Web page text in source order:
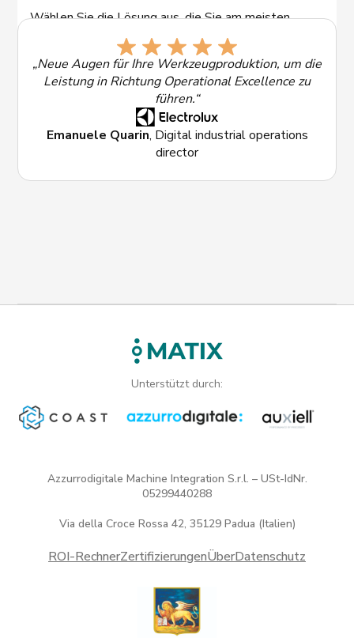
„Neue Augen für Ihre Werkzeugproduktion, um die
Leistung in Richtung Operational Excellence zu
führen.“
Emanuele Quarin, Digital industrial operations
director
Wählen Sie die Lösung aus, die Sie am meisten
Unterstützt durch:
Azzurrodigitale Machine Integration S.r.l. – USt-IdNr.
05299440288
Via della Croce Rossa 42, 35129 Padua (Italien)
ROI-RechnerZertifizierungenÜberDatenschutz